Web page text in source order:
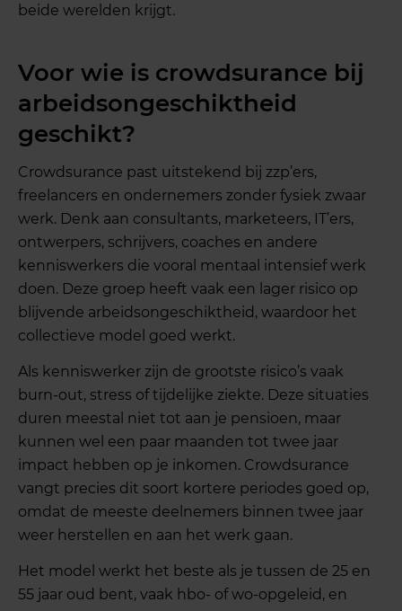
beide werelden krijgt.
Voor wie is crowdsurance bij
arbeidsongeschiktheid
geschikt?
Crowdsurance past uitstekend bij zzp’ers,
freelancers en ondernemers zonder fysiek zwaar
werk. Denk aan consultants, marketeers, IT’ers,
ontwerpers, schrijvers, coaches en andere
kenniswerkers die vooral mentaal intensief werk
doen. Deze groep heeft vaak een lager risico op
blijvende arbeidsongeschiktheid, waardoor het
collectieve model goed werkt.
Als kenniswerker zijn de grootste risico’s vaak
burn-out, stress of tijdelijke ziekte. Deze situaties
duren meestal niet tot aan je pensioen, maar
kunnen wel een paar maanden tot twee jaar
impact hebben op je inkomen. Crowdsurance
vangt precies dit soort kortere periodes goed op,
omdat de meeste deelnemers binnen twee jaar
weer herstellen en aan het werk gaan.
Het model werkt het beste als je tussen de 25 en
55 jaar oud bent, vaak hbo- of wo-opgeleid, en